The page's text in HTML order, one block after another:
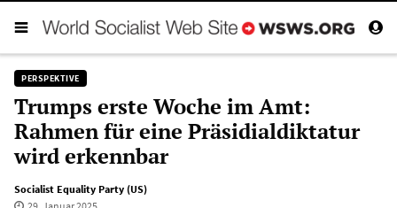
PERSPEKTIVE
Trumps erste Woche im Amt:
Rahmen für eine Präsidialdiktatur
wird erkennbar
Socialist Equality Party (US)